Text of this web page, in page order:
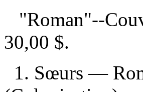
"Roman"--
30,00 $.
1. Sœurs —